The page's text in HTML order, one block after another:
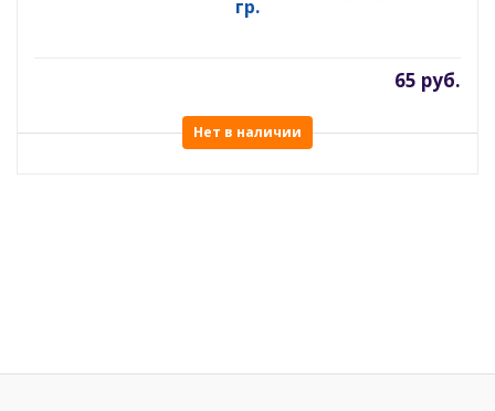
гр.
65 руб.
Нет в наличии